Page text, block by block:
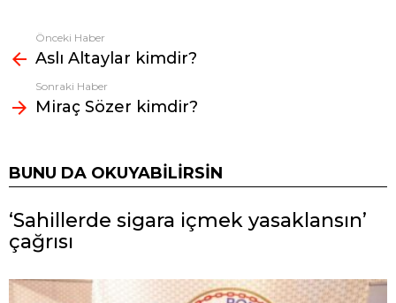
Fazlasına
bak
Önceki Haber
Aslı Altaylar kimdir?
Sonraki Haber
Miraç Sözer kimdir?
BUNU DA OKUYABILIRSIN
‘Sahillerde sigara içmek yasaklansın’
çağrısı